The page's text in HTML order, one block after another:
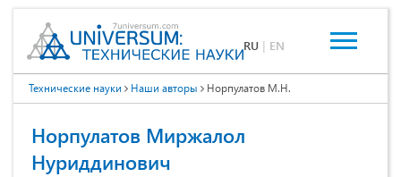
RU | EN
Технические науки Наши авторы Норпулатов М.Н.
Норпулатов Миржалол
Нуриддинович